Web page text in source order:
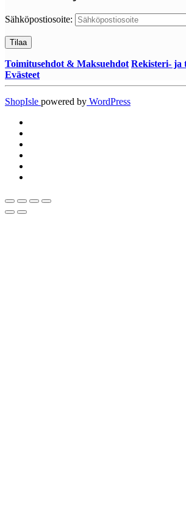
Sähköpostiosoite:
Toimitusehdot & Maksuehdot Rekisteri- ja
Evästeet
ShopIsle powered by WordPress